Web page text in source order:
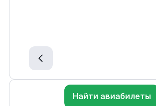
Найти авиабилеты